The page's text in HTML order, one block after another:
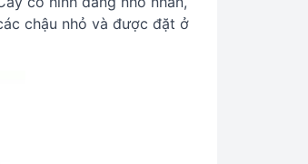
chậu nhỏ và được đặt ở